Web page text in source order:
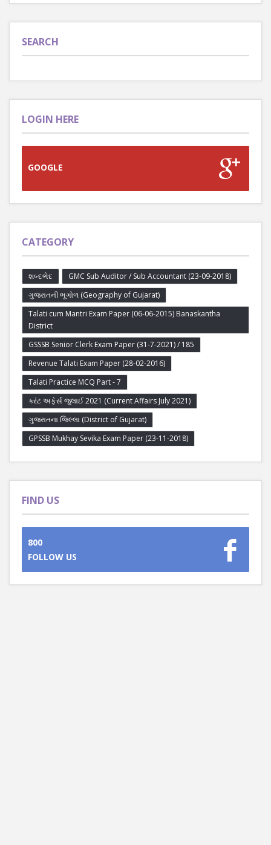
SEARCH
LOGIN HERE
GOOGLE
CATEGORY
શબ્દભેદ
GMC Sub Auditor / Sub Accountant (23-09-2018)
ગુજરાતની ભૂગોળ (Geography of Gujarat)
Talati cum Mantri Exam Paper (06-06-2015) Banaskantha
District
GSSSB Senior Clerk Exam Paper (31-7-2021) / 185
Revenue Talati Exam Paper (28-02-2016)
Talati Practice MCQ Part - 7
કરંટ અફેર્સ જુલાઈ 2021 (Current Affairs July 2021)
ગુજરાતના જિલ્લા (District of Gujarat)
GPSSB Mukhay Sevika Exam Paper (23-11-2018)
FIND US
800
FOLLOW US